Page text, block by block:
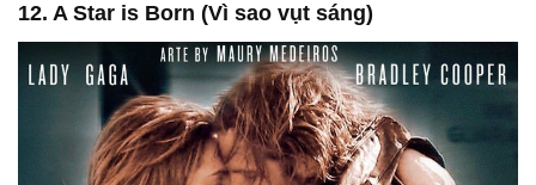
12. A Star is Born (Vì sao vụt sáng)